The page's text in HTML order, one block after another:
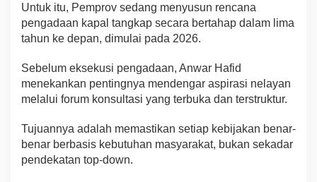
Untuk itu, Pemprov sedang menyusun rencana
pengadaan kapal tangkap secara bertahap dalam lima
tahun ke depan, dimulai pada 2026.
Sebelum eksekusi pengadaan, Anwar Hafid
menekankan pentingnya mendengar aspirasi nelayan
melalui forum konsultasi yang terbuka dan terstruktur.
Tujuannya adalah memastikan setiap kebijakan benar-
benar berbasis kebutuhan masyarakat, bukan sekadar
pendekatan top-down.